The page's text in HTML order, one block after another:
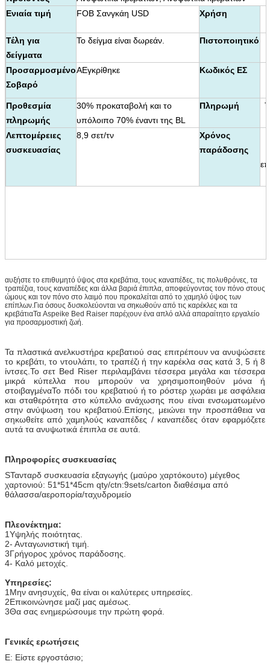
Ενιαία τιμή
FOB Σανγκάη USD Χρήση
Τέλη για
δείγματα
Το δείγμα είναι δωρεάν. Πιστοποιητικό
Προσαρμοσμένο
Σοβαρό
ΑΕγκρίθηκε Κωδικός ΕΣ
Προθεσμία
πληρωμής
30% προκαταβολή και το
υπόλοιπο 70% έναντι της BL
Πληρωμή
Λεπτομέρειες
συσκευασίας
8,9 σετ/τν
Χρόνος
παράδοσης
αυξήστε το επιθυμητό ύψος στα κρεβάτια, τους καναπέδες, τις πολυθρόνες, τα
τραπέζια, τους καναπέδες και άλλα βαριά έπιπλα, αποφεύγοντας τον πόνο στους
ώμους και τον πόνο στο λαιμό που προκαλείται από το χαμηλό ύψος των
επίπλων.Για όσους δυσκολεύονται να σηκωθούν από τις καρέκλες και τα
κρεβάτιαΤα Aspeike Bed Raiser παρέχουν ένα απλό αλλά απαραίτητο εργαλείο
για προσαρμοστική ζωή.
Τα πλαστικά ανελκυστήρα κρεβατιού σας επιτρέπουν να ανυψώσετε
το κρεβάτι, το ντουλάπι, το τραπέζι ή την καρέκλα σας κατά 3, 5 ή 8
ίντσες.Το σετ Bed Riser περιλαμβάνει τέσσερα μεγάλα και τέσσερα
μικρά κύπελλα που μπορούν να χρησιμοποιηθούν μόνα ή
στοιβαγμέναΤο πόδι του κρεβατιού ή το ρόστερ χωράει με ασφάλεια
και σταθερότητα στο κύπελλο ανάχωσης που είναι ενσωματωμένο
στην ανύψωση του κρεβατιού.Επίσης, μειώνει την προσπάθεια να
σηκωθείτε από χαμηλούς καναπέδες / καναπέδες όταν εφαρμόζετε
αυτά τα ανυψωτικά έπιπλα σε αυτά.
Πληροφορίες συσκευασίας
SΤανταρδ συσκευασία εξαγωγής (μαύρο χαρτόκουτο) μέγεθος
χαρτονιού: 51*51*45cm qty/ctn:9sets/carton διαθέσιμα από
θάλασσα/αεροπορία/ταχυδρομείο
Πλεονέκτημα:
1Υψηλής ποιότητας.
2- Ανταγωνιστική τιμή.
3Γρήγορος χρόνος παράδοσης.
4- Καλό μετοχές.
Υπηρεσίες:
1Μην ανησυχείς, θα είναι οι καλύτερες υπηρεσίες.
2Επικοινώνησε μαζί μας αμέσως.
3Θα σας ενημερώσουμε την πρώτη φορά.
Γενικές ερωτήσεις
Ε: Είστε εργοστάσιο;